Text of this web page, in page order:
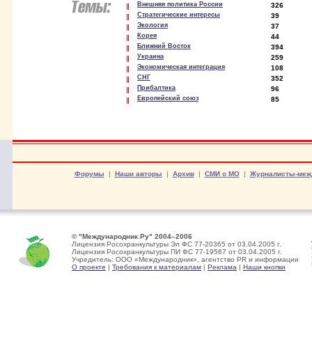
Внешняя политика России 326
Стратегические интересы 39
Экология 37
Корея 44
Ближний Восток 394
Украина 259
Экономическая интеграция 108
СНГ 352
Прибалтика 96
Европейский союз 85
Форумы | Наши авторы | Архив| СМИ о МО| Журналисты-
© "Международник.Ру" 2004–2006
Лицензия Росохранкультуры Эл ФС 77-20365 от 03.04.2005 г.
Лицензия Росохранкультуры ПИ ФС 77-19567 от 03.04.2005 г.
Учредитель: ООО «Международник», агентство PR и информации
О проекте | Требования к материалам | Реклама | Наши кнопки